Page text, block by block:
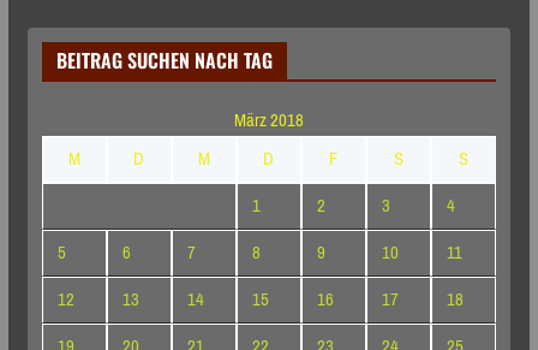
BEITRAG SUCHEN NACH TAG
März 2018
M
D M D F S
S
1
2 3
4
5
6 7 8 9 10
11
12
13 14 15 16 17
18